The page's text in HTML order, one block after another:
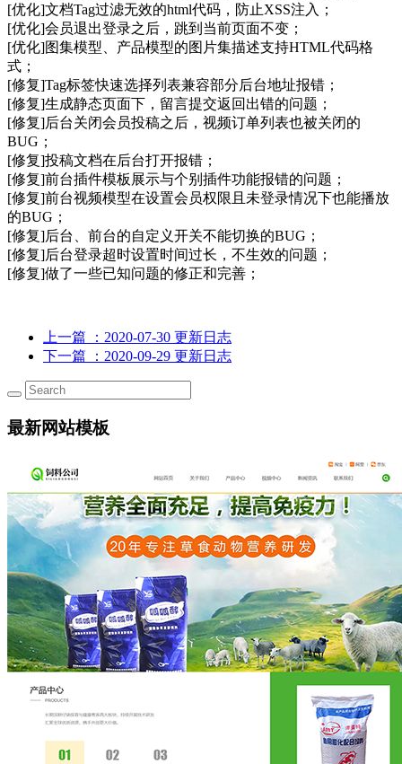
[优化]文档Tag过滤无效的html代码，防止XSS注入；
[优化]会员退出登录之后，跳到当前页面不变；
[优化]图集模型、产品模型的图片集描述支持HTML代码格
式；
[修复]Tag标签快速选择列表兼容部分后台地址报错；
[修复]生成静态页面下，留言提交返回出错的问题；
[修复]后台关闭会员投稿之后，视频订单列表也被关闭的
BUG；
[修复]投稿文档在后台打开报错；
[修复]前台插件模板展示与个别插件功能报错的问题；
[修复]前台视频模型在设置会员权限且未登录情况下也能播放
的BUG；
[修复]后台、前台的自定义开关不能切换的BUG；
[修复]后台登录超时设置时间过长，不生效的问题；
[修复]做了一些已知问题的修正和完善；
上一篇
：2020-07-30 更新日志
下一篇
：2020-09-29 更新日志
最新网站模板